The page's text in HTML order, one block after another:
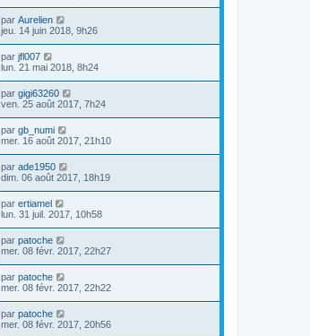
par Aurelien
jeu. 14 juin 2018, 9h26
par jfl007
lun. 21 mai 2018, 8h24
par gigi63260
ven. 25 août 2017, 7h24
par gb_numi
mer. 16 août 2017, 21h10
par ade1950
dim. 06 août 2017, 18h19
par ertiamel
lun. 31 juil. 2017, 10h58
par patoche
mer. 08 févr. 2017, 22h27
par patoche
mer. 08 févr. 2017, 22h22
par patoche
mer. 08 févr. 2017, 20h56